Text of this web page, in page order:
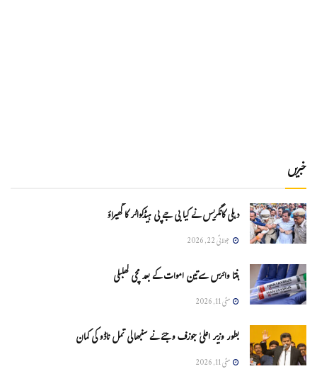
خبریں
دہلی کانگریس نے کیا بی جے پی ہیڈکواٹر کا گھیراؤ
جولائی 22, 2026
ہنتا وائرس سےتین اموات کے بعد مچی کھلبلی
مئی 11, 2026
بطور وزیر اعلیٰ جوزف وجئے نے سنبھالی تمل ناڈو کی کمان
مئی 11, 2026